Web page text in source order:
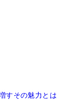
すその魅力とは